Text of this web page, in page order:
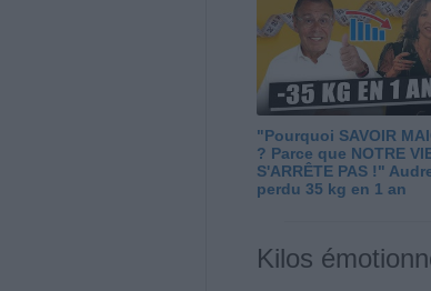
"Pourquoi SAVOIR
? Parce que NOTRE
S'ARRÊTE PAS !"
perdu 35 kg en 1 an
Kilos